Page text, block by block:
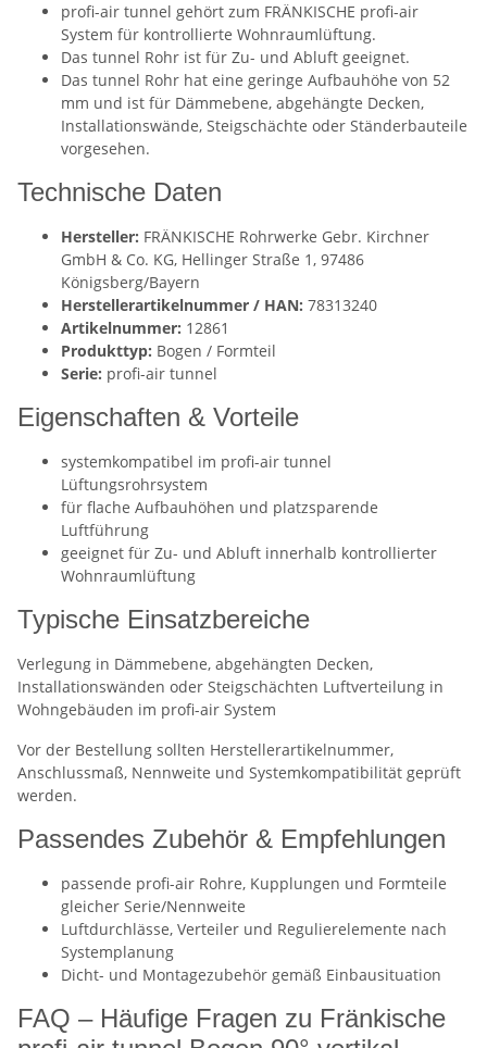
profi-air tunnel gehört zum FRÄNKISCHE profi-air
System für kontrollierte Wohnraumlüftung.
Das tunnel Rohr ist für Zu- und Abluft geeignet.
Das tunnel Rohr hat eine geringe Aufbauhöhe von 52
mm und ist für Dämmebene, abgehängte Decken,
Installationswände, Steigschächte oder Ständerbauteile
vorgesehen.
Technische Daten
Hersteller: FRÄNKISCHE Rohrwerke Gebr. Kirchner
GmbH & Co. KG, Hellinger Straße 1, 97486
Königsberg/Bayern
Herstellerartikelnummer / HAN: 78313240
Artikelnummer: 12861
Produkttyp: Bogen / Formteil
Serie: profi-air tunnel
Eigenschaften & Vorteile
systemkompatibel im profi-air tunnel
Lüftungsrohrsystem
für flache Aufbauhöhen und platzsparende
Luftführung
geeignet für Zu- und Abluft innerhalb kontrollierter
Wohnraumlüftung
Typische Einsatzbereiche
Verlegung in Dämmebene, abgehängten Decken,
Installationswänden oder Steigschächten Luftverteilung in
Wohngebäuden im profi-air System
Vor der Bestellung sollten Herstellerartikelnummer,
Anschlussmaß, Nennweite und Systemkompatibilität geprüft
werden.
Passendes Zubehör & Empfehlungen
passende profi-air Rohre, Kupplungen und Formteile
gleicher Serie/Nennweite
Luftdurchlässe, Verteiler und Regulierelemente nach
Systemplanung
Dicht- und Montagezubehör gemäß Einbausituation
FAQ – Häufige Fragen zu Fränkische